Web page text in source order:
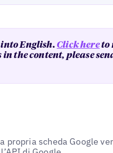
English. Click hereto
the content, please
propria scheda Google